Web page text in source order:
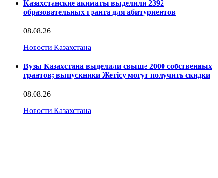
Казахстанские акиматы выделили 2392
образовательных гранта для абитуриентов
08.08.26
Новости Казахстана
Вузы Казахстана выделили свыше 2000 собственных
грантов; выпускники Жетісу могут получить скидки
08.08.26
Новости Казахстана